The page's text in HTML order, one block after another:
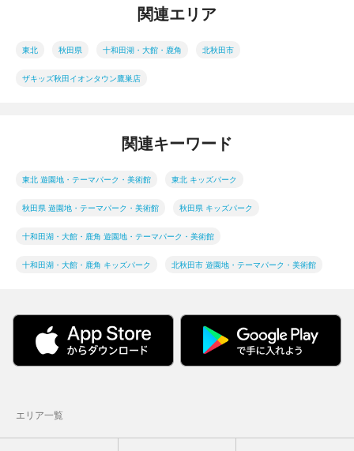
関連エリア
東北 秋田県 十和田湖・大館・鹿角 北秋田市
ザキッズ秋田イオンタウン鷹巣店
関連キーワード
東北 遊園地・テーマパーク・美術館 東北 キッズパーク
秋田県 遊園地・テーマパーク・美術館 秋田県 キッズパーク
十和田湖・大館・鹿角 遊園地・テーマパーク・美術館
十和田湖・大館・鹿角 キッズパーク 北秋田市 遊園地・テーマパーク・美術館
エリア一覧